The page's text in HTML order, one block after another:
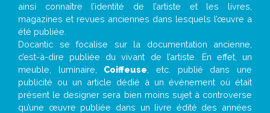
ainsi connaître l’identité de l’artiste et les livres,
magazines et revues anciennes dans lesquels l’œuvre a
été publiée.
Docantic se focalise sur la documentation ancienne,
c’est-à-dire publiée du vivant de l’artiste. En effet, un
meuble, luminaire, Coiffeuse , etc. publié dans une
publicité ou un article dédié à un évènement où était
présent le designer sera bien moins sujet à controverse
qu’une œuvre publiée dans un livre édité des années